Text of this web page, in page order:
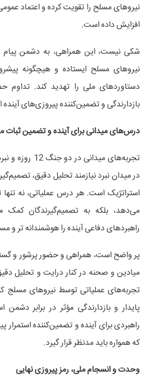
نیروهای مسلح را تقویت کرده و اعتماد
افزایش داده است.
شکی نیست، این همراهی، به دشمن
نیروهای مسلح ایستاده و هیچگونه
دستاوردهای ملی را تهدید کند. تداوم
بازدارندگی و تضمین‌کننده پیروزی‌های
درس‌های میدانی برای آینده و تضمین ثبات
تجربه‌های
در میدان نبرد نیازمند تحلیل دقیق،
استراتژیک است. هر درس عملیاتی، نه تنها
می‌دهد، بلکه به تصمیم‌گیرندگان
راهبردهای دفاعی آینده را هوشمندانه تر و
پر واضح است، همراهی و حضور پرشور و
میادین و صحنه در کنار درایت و تحلیل
تجربه‌های عملیاتی توسط نیروهای مسلج
پایدار و بازدارندگی مؤثر در برابر
راهبردی برای آینده و تضمین‌کننده
که همواره باید مدنظر قرار گیرد.
وحدت و انسجام ملی، رمز پیروزی نهایی